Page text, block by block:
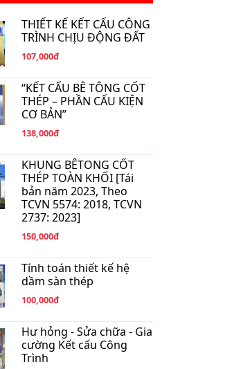
THIẾT KẾ KẾT CẤU CÔNG
TRÌNH CHỊU ĐỘNG ĐẤT
107,000đ
“KẾT CẤU BÊ TÔNG CỐT
THÉP – PHẦN CẤU KIỆN
CƠ BẢN”
138,000đ
KHUNG BÊTONG CỐT
THÉP TOÀN KHỐI [Tái
bản năm 2023, Theo
TCVN 5574: 2018, TCVN
2737: 2023]
150,000đ
Tính toán thiết kế hệ
dầm sàn thép
100,000đ
Hư hỏng - Sửa chữa - Gia
cường Kết cấu Công
Trình